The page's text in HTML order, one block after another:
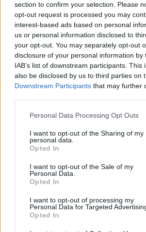
section to confirm your selection. Please
opt-out request is processed you may
interest-based ads based on personal
us or personal information disclosed to
your opt-out. You may separately opt-out
disclosure of your personal information by
IAB’s list of downstream participants. This
also be disclosed by us to third parties on
Downstream Participants that may further
Please note that this website/app uses
not limited to your visit or usage
grant or deny consent to Google and its
use your data for below specified
consent section.
Personal Data Processing Opt Outs
I want to opt-out of the Sharing of my
personal data.
Opted In
I want to opt-out of the Sale of my
Personal Data.
Opted In
I want to opt-out of processing my
Personal Data for Targeted
Opted In
„Lando és Oscar kapcsolata csak még
tavalyi év után” – Stella